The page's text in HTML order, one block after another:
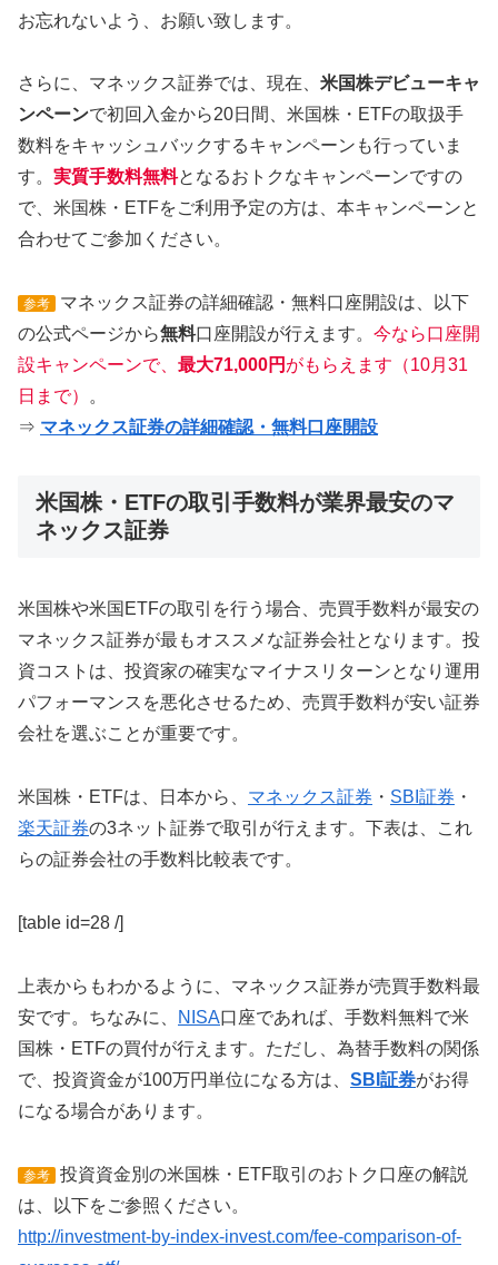
お忘れないよう、お願い致します。
さらに、マネックス証券では、現在、 米国株デビューキャ
ンペーンで初回入金から20日間、米国株・ETFの取扱手
数料をキャッシュバックするキャンペーンも行っていま
す。 実質手数料無料となるおトクなキャンペーンですの
で、米国株・ETFをご利用予定の方は、本キャンペーンと
合わせてご参加ください。
参考
マネックス証券の詳細確認・無料口座開設は、以下
の公式ページから無料口座開設が行えます。 今なら口座開
設キャンペーンで、 最大71,000円 がもらえます（10月31
日まで）
。
⇒ マネックス証券の詳細確認・無料口座開設
米国株・ETFの取引手数料が業界最安のマ
ネックス証券
米国株や米国ETFの取引を行う場合、売買手数料が最安の
マネックス証券が最もオススメな証券会社となります。投
資コストは、投資家の確実なマイナスリターンとなり運用
パフォーマンスを悪化させるため、売買手数料が安い証券
会社を選ぶことが重要です。
米国株・ETFは、日本から、 マネックス証券 ・ SBI証券 ・
楽天証券の3ネット証券で取引が行えます。下表は、これ
らの証券会社の手数料比較表です。
[table id=28 /]
上表からもわかるように、マネックス証券が売買手数料最
安です。ちなみに、
NISA口座であれば、手数料無料で米
国株・ETFの買付が行えます。ただし、為替手数料の関係
で、投資資金が100万円単位になる方は、 SBI証券がお得
になる場合があります。
参考
投資資金別の米国株・ETF取引のおトク口座の解説
は、以下をご参照ください。
http://investment-by-index-invest.com/fee-comparison-of-